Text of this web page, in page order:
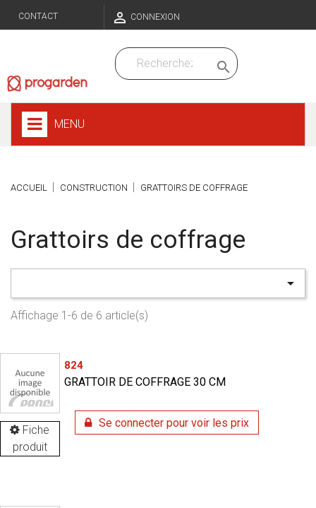
CONTACT  CONNEXION

MENU
ACCUEIL CONSTRUCTION GRATTOIRS DE COFFRAGE
Grattoirs de coffrage

Affichage 1-6 de 6 article(s)
Fiche
produit
824
GRATTOIR DE COFFRAGE 30 CM
Se connecter pour voir les prix